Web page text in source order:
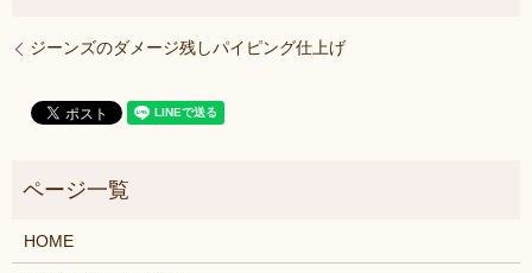
ジーンズのダメージ残しパイピング仕上げ
HOME